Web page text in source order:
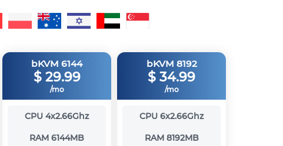
bKVM 6144
$ 29.99
/mo
CPU 4x2.66Ghz
RAM 6144MB
bKVM 8192
$ 34.99
/mo
CPU 6x2.66Ghz
RAM 8192MB